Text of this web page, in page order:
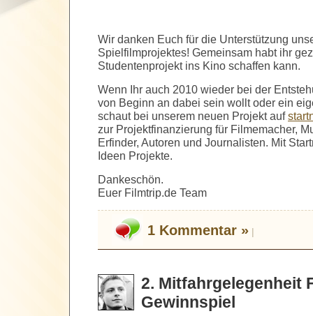
Wir danken Euch für die Unterstützung
Spielfilmprojektes! Gemeinsam habt ihr
Studentenprojekt ins Kino schaffen kann.
Wenn Ihr auch 2010 wieder bei der
von Beginn an dabei sein wollt oder ein
schaut bei unserem neuen Projekt auf
zur Projektfinanzierung für Filmemacher,
Erfinder, Autoren und Journalisten. Mit
Ideen Projekte.
Dankeschön.
Euer Filmtrip.de Team
1 Kommentar » |
2. Mitfahrgelegenheit
Gewinnspiel